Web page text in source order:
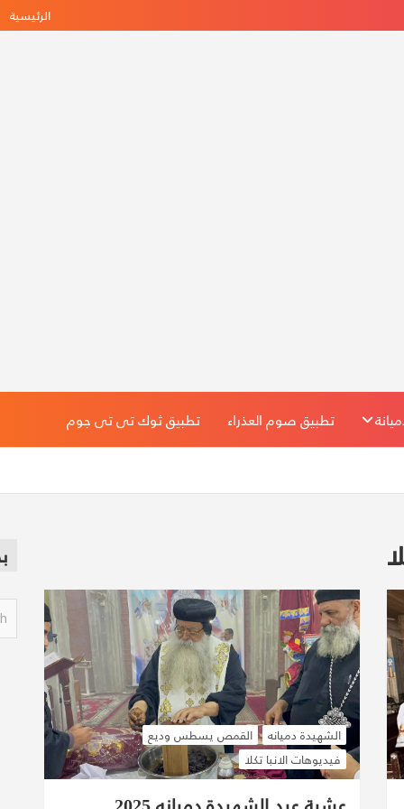
الرئيسية
تطبيق صوم العذراء
تطبيق ثوك تى تى جوم
الشهيدة دميانه
القمص يسطس وديع
فيديوهات الانبا تكلا
S
a